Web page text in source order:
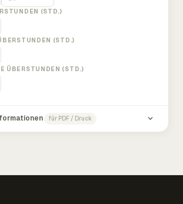
(STD.)
(STD.)
ÜBERSTUNDEN (STD.)
für PDF / Druck